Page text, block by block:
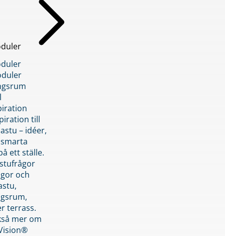
till
– idéer,
ett ställe.
och
terrass.
mer om